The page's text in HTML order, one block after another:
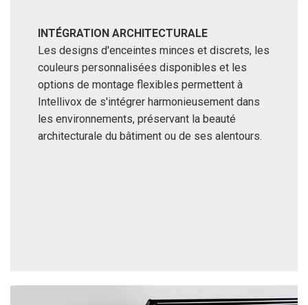
INTÉGRATION ARCHITECTURALE
Les designs d'enceintes minces et discrets, les
couleurs personnalisées disponibles et les
options de montage flexibles permettent à
Intellivox de s'intégrer harmonieusement dans
les environnements, préservant la beauté
architecturale du bâtiment ou de ses alentours.